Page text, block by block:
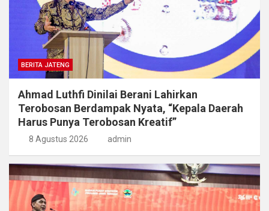
BERITA JATENG
Ahmad Luthfi Dinilai Berani Lahirkan
Terobosan Berdampak Nyata, “Kepala Daerah
Harus Punya Terobosan Kreatif”
8 Agustus 2026 admin